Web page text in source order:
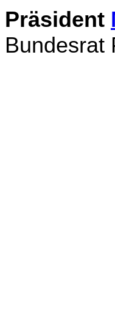
Präsident
Bundesrat